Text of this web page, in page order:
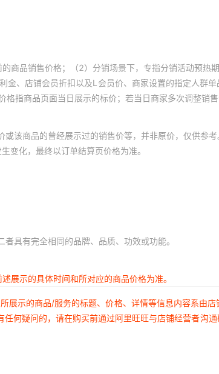
商品销售价格；（2）分销场景下，专指分销活动预热
、店铺会员折扣以及L会员价、商家设置的指定人群
指商品页面当日展示的标价；若当日商家多次调整销
该商品的曾经展示过的销售价等，并非原价，仅供参考
变化，最终以订单结算页价格为准。
具有完全相同的品牌、品质、功效或功能。
展示的具体时间和所对应的商品价格为准。
示的商品/服务的标题、价格、详情等信息内容系由
何疑问的，请在购买前通过阿里旺旺与店铺经营者沟